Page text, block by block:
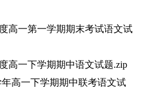
一第一学期期末考试语文试
一下学期期中语文试题.zip
高一下学期期中联考语文试